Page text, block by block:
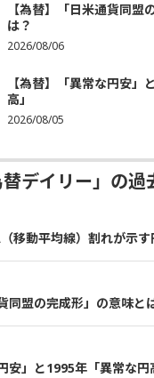
【為替】「日米通貨同盟
は？
2026/08/06
【為替】「異常な円安」
高」
2026/08/05
替デイリー」の
（移動平均線）割れが示
同盟の完成形」の意味と
安」と1995年「異常な円